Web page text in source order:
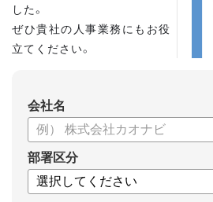
した。
ぜひ貴社の人事業務にもお役
立てください。
会社名
部署区分